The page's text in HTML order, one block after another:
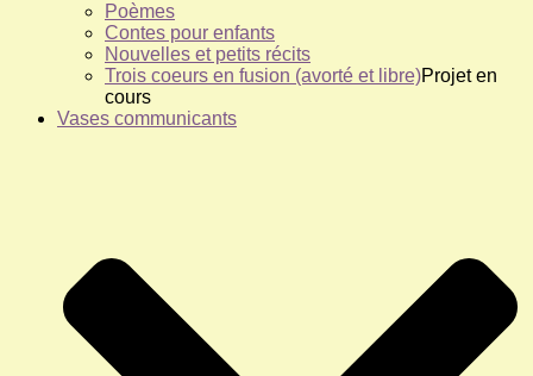
Poèmes
Contes pour enfants
Nouvelles et petits récits
Trois coeurs en fusion (avorté et libre)Projet en
cours
Vases communicants